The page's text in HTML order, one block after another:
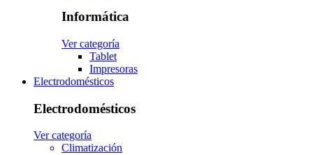
Informática
Ver categoría
Tablet
Impresoras
Electrodomésticos
Electrodomésticos
Ver categoría
Climatización